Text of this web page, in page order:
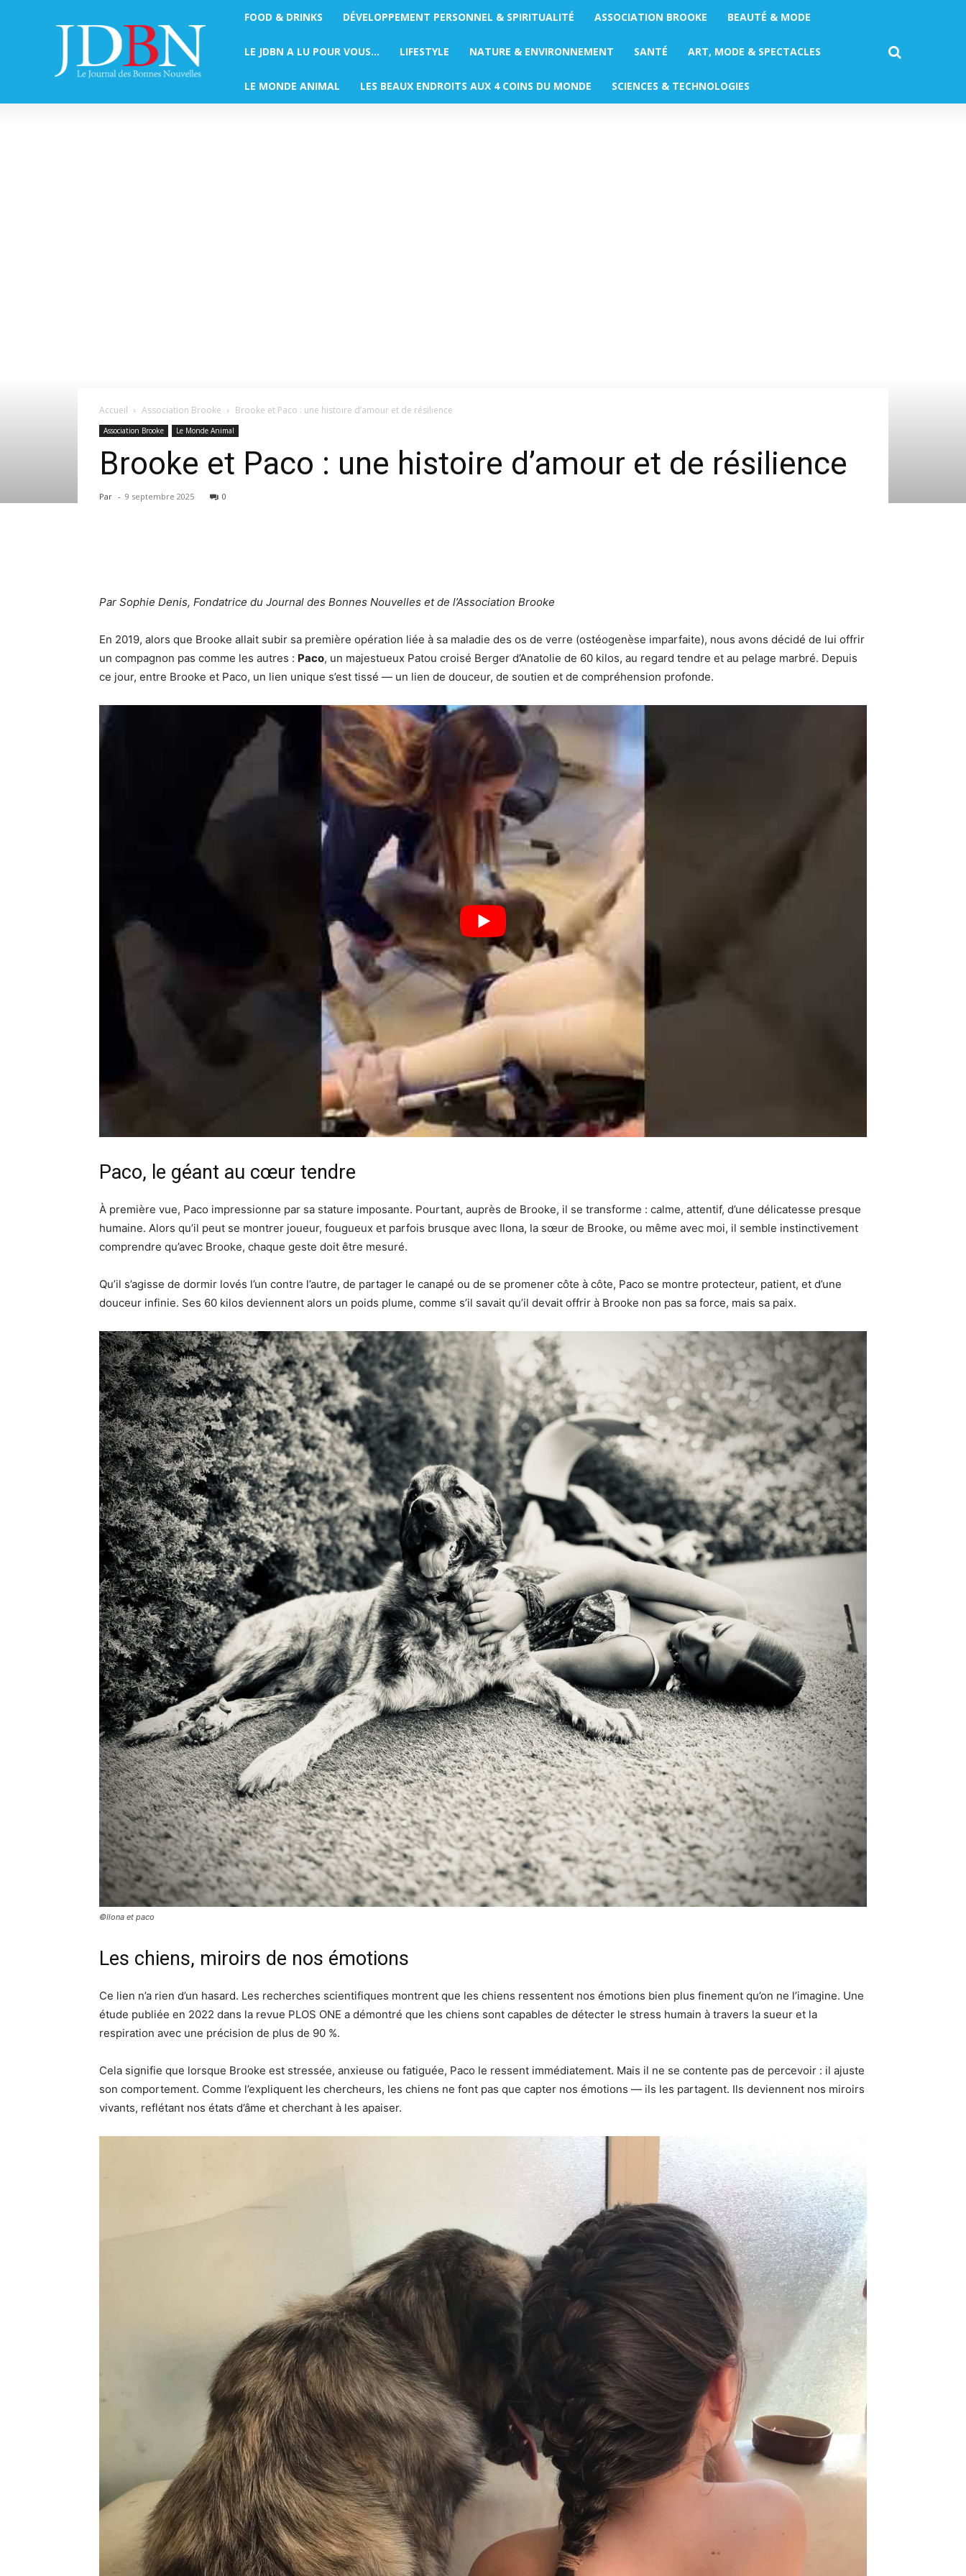
FOOD & DRINKS DÉVELOPPEMENT PERSONNEL & SPIRITUALITÉ ASSOCIATION BROOKE BEAUTÉ & MODE
LE JDBN A LU POUR VOUS… LIFESTYLE NATURE & ENVIRONNEMENT SANTÉ ART, MODE & SPECTACLES
LE MONDE ANIMAL LES BEAUX ENDROITS AUX 4 COINS DU MONDE SCIENCES & TECHNOLOGIES
Accueil Association Brooke Brooke et Paco : une histoire d’amour et de résilience
Association Brooke Le Monde Animal
Brooke et Paco : une histoire d’amour et de résilience
Par - 9 septembre 2025 0
Par Sophie Denis, Fondatrice du Journal des Bonnes Nouvelles et de l’Association Brooke
En 2019, alors que Brooke allait subir sa première opération liée à sa maladie des os de verre (ostéogenèse imparfaite), nous avons décidé de lui offrir
un compagnon pas comme les autres : Paco, un majestueux Patou croisé Berger d’Anatolie de 60 kilos, au regard tendre et au pelage marbré. Depuis
ce jour, entre Brooke et Paco, un lien unique s’est tissé — un lien de douceur, de soutien et de compréhension profonde.
Paco, le géant au cœur tendre
À première vue, Paco impressionne par sa stature imposante. Pourtant, auprès de Brooke, il se transforme : calme, attentif, d’une délicatesse presque
humaine. Alors qu’il peut se montrer joueur, fougueux et parfois brusque avec Ilona, la sœur de Brooke, ou même avec moi, il semble instinctivement
comprendre qu’avec Brooke, chaque geste doit être mesuré.
Qu’il s’agisse de dormir lovés l’un contre l’autre, de partager le canapé ou de se promener côte à côte, Paco se montre protecteur, patient, et d’une
douceur infinie. Ses 60 kilos deviennent alors un poids plume, comme s’il savait qu’il devait offrir à Brooke non pas sa force, mais sa paix.
©Ilona et paco
Les chiens, miroirs de nos émotions
Ce lien n’a rien d’un hasard. Les recherches scientifiques montrent que les chiens ressentent nos émotions bien plus finement qu’on ne l’imagine. Une
étude publiée en 2022 dans la revue PLOS ONE a démontré que les chiens sont capables de détecter le stress humain à travers la sueur et la
respiration avec une précision de plus de 90 %.
Cela signifie que lorsque Brooke est stressée, anxieuse ou fatiguée, Paco le ressent immédiatement. Mais il ne se contente pas de percevoir : il ajuste
son comportement. Comme l’expliquent les chercheurs, les chiens ne font pas que capter nos émotions — ils les partagent. Ils deviennent nos miroirs
vivants, reflétant nos états d’âme et cherchant à les apaiser.